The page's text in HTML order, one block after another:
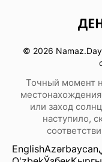
© 2026
Точный момент
или заход
наступило,
EnglishAzərbaycan